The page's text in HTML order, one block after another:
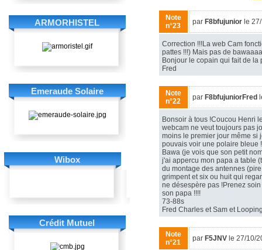
ARMORHISTEL
Emeraude Solaire
Wibox
Crédit Mutuel
Note
n°23
par F8bfujuniorle 27/
Correction !!!La web Cam
pattes !!!) Mais pas de
Bonjour le copain qui fait de la
Fred
Note
n°22
par F8bfujuniorFred
Bonsoir à tous !Coucou Henri
webcam ne veut toujours pas
moins le premier jour même si
pouvais voir une polaire bleue
Bawa (je vois que son petit
j'ai appercu mon papa a table
du montage des antennes
grimpent et six ou huit qui
ne désespère pas !Prenez
son papa !!!!
73-88s
Fred Charles et Sam et
Note
n°21
par F5JNVle 27/10/